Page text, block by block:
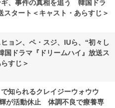
ギ、事件の真相を追う 韓国ドラ
スタート＜キャスト・あらすじ＞
ヒョン、ペ・スジ、IUら、“初々し
ドラマ『ドリームハイ』放送ス
すじ＞
で知られるクレイジーウォウウ
が活動休止 体調不良で療養専